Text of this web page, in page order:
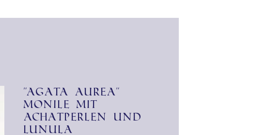
"Agata aurea"
Monile mit
Achatperlen und
Lunula